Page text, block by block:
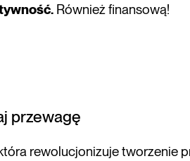
Również finansową!
przewagę
rewolucjonizuje tworzenie